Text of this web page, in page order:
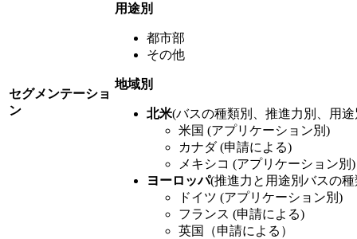
セグメンテーショ
ン
用途別
都市部
その他
地域別
北米(バスの種類別、推進力別、用途
米国 (アプリケーション別)
カナダ (申請による)
メキシコ (アプリケーション別)
ヨーロッパ(推進力と用途別バスの種
ドイツ (アプリケーション別)
フランス (申請による)
英国（申請による）